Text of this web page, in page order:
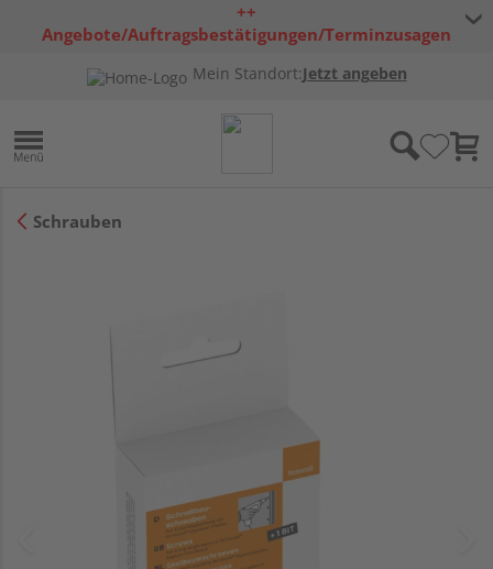
++
Angebote/Auftragsbestätigungen/Terminzusagen
Mein Standort:Jetzt angeben
Schrauben